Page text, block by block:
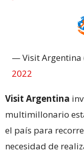
— Visit Argentina
2022
Visit Argentina
multimillonario
el país para
necesidad de